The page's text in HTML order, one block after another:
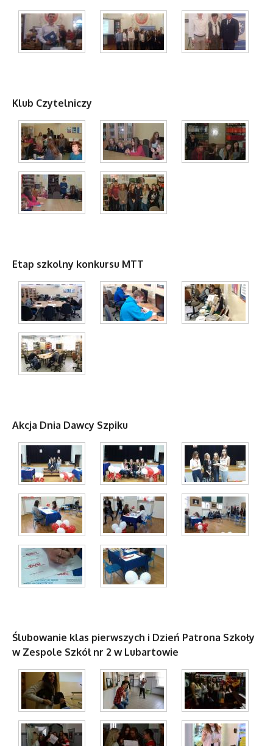
Klub Czytelniczy
Etap szkolny konkursu MTT
Akcja Dnia Dawcy Szpiku
Ślubowanie klas pierwszych i Dzień Patrona Szkoły
w Zespole Szkół nr 2 w Lubartowie